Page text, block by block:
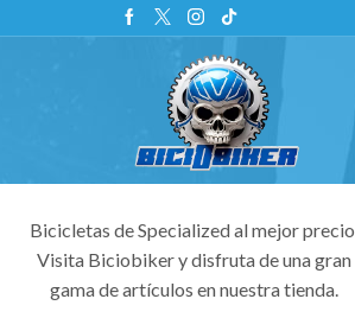
Bicicletas de Specialized al mejor precio.
Visita Biciobiker y disfruta de una gran
gama de artículos en nuestra tienda.